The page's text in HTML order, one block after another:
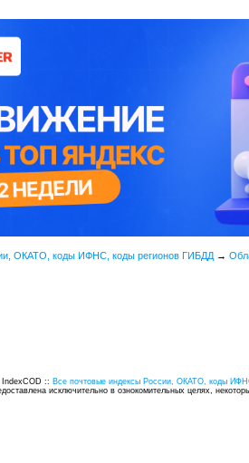
ОКАТО, коды ИФНС, коды регионов ГИБДД →
:: Все почтовые индексы России, ОКАТО, коды
исключительно в ознокомительных целях,